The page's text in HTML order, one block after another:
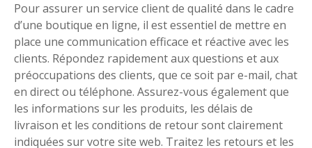
Pour assurer un service client de qualité dans le cadre
d’une boutique en ligne, il est essentiel de mettre en
place une communication efficace et réactive avec les
clients. Répondez rapidement aux questions et aux
préoccupations des clients, que ce soit par e-mail, chat
en direct ou téléphone. Assurez-vous également que
les informations sur les produits, les délais de
livraison et les conditions de retour sont clairement
indiquées sur votre site web. Traitez les retours et les